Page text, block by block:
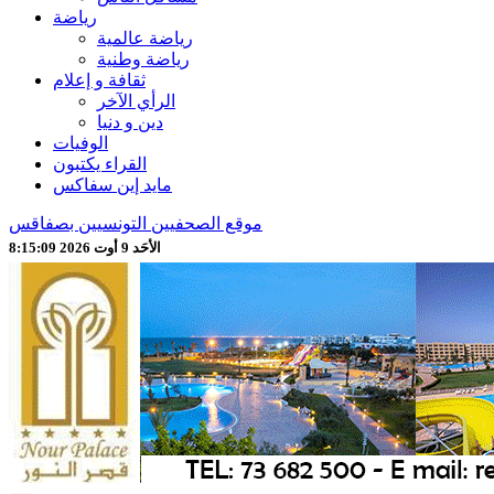
رياضة
رياضة عالمية
رياضة وطنية
ثقافة و إعلام
الرأي الآخر
دين و دنيا
الوفيات
القراء يكتبون
مايد إين سفاكس
موقع الصحفيين التونسيين بصفاقس
الأحَد 9 أوت 2026 8:15:11